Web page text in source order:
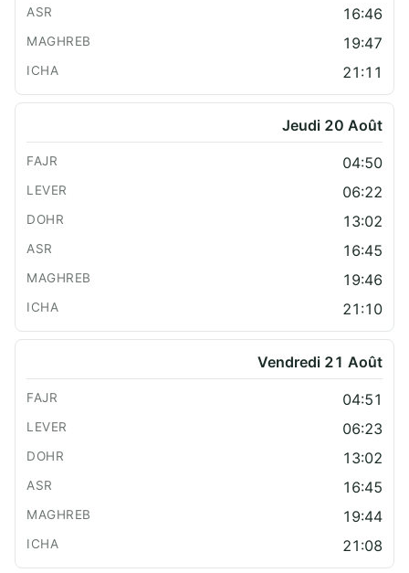
16:46
19:47
21:11
Jeudi 20 Août
04:50
06:22
13:02
16:45
19:46
21:10
Vendredi 21 Août
04:51
06:23
13:02
16:45
19:44
21:08